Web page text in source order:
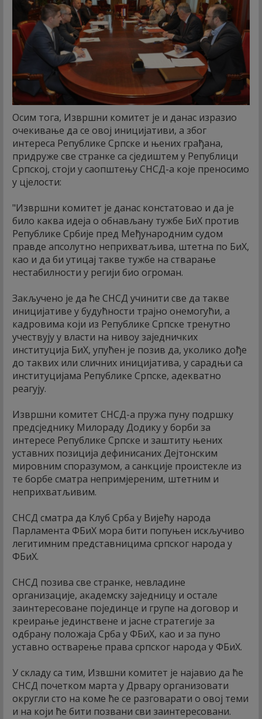
Осим тога, Извршни комитет је и данас изразио
очекивање да се овој иницијативи, а због
интереса Републике Српске и њених грађана,
придруже све странке са сједиштем у Републици
Српској, стоји у саопштењу СНСД-а које преносимо
у цјелости:
"Извршни комитет је данас констатовао и да је
било каква идеја о обнављану тужбе БиХ против
Републике Србије пред Међународним судом
правде апсолутно неприхватљива, штетна по БиХ,
као и да би утицај такве тужбе на стварање
нестабилности у регији био огроман.
Закључено је да ће СНСД учинити све да такве
иницијативе у будућности трајно онемогући, а
кадровима који из Републике Српске тренутно
учествују у власти на нивоу заједничких
институција БиХ, упућен је позив да, уколико дође
до таквих или сличних иницијатива, у сарадњи са
институцијама Републике Српске, адекватно
реагују.
Извршни комитет СНСД-а пружа пуну подршку
предсједнику Милораду Додику у борби за
интересе Републике Српске и заштиту њених
уставних позиција дефинисаних Дејтонским
мировним споразумом, а санкције проистекле из
те борбе сматра непримјереним, штетним и
неприхватљивим.
СНСД сматра да Клуб Срба у Вијећу народа
Парламента ФБиХ мора бити попуњен искључиво
легитимним представницима српског народа у
ФБиХ.
СНСД позива све странке, невладине
организације, академску заједницу и остале
заинтересоване појединце и групе на договор и
креирање јединствене и јасне стратегије за
одбрану положаја Срба у ФБиХ, као и за пуно
уставно остварење права српског народа у ФБиХ.
У складу са тим, Извшни комитет је најавио да ће
СНСД почетком марта у Дрвару организовати
округли сто на коме ће се разговарати о овој теми
и на који ће бити позвани сви заинтересовани.